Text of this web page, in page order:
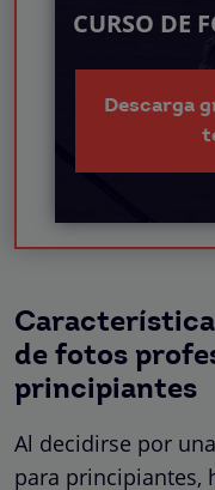
CURSO DE
Descarga
de fotos
principiantes
Al decidirse por
para principiantes,